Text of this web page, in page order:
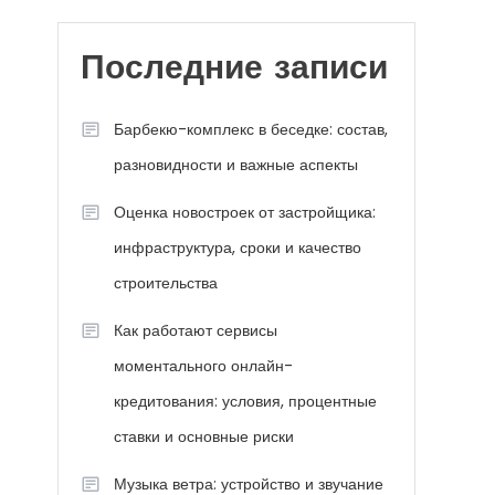
Последние записи
Барбекю-комплекс в беседке: состав,
разновидности и важные аспекты
Оценка новостроек от застройщика:
инфраструктура, сроки и качество
строительства
Как работают сервисы
моментального онлайн-
кредитования: условия, процентные
ставки и основные риски
Музыка ветра: устройство и звучание